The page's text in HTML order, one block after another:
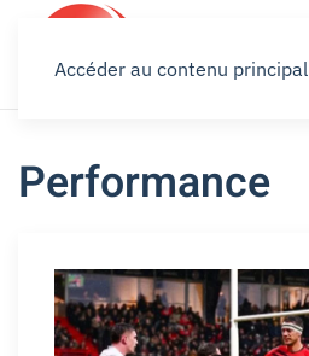
Accéder au contenu principal
Performance